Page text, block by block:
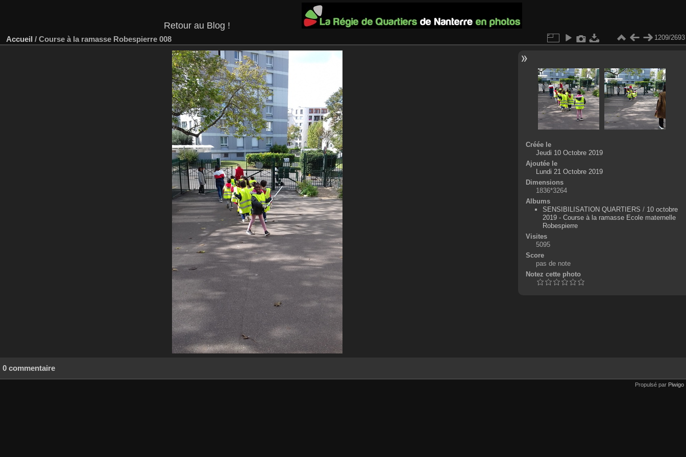
Retour au Blog !
Accueil / Course à la ramasse Robespierre 008 1209/2693
Créée le
Jeudi 10 Octobre 2019
Ajoutée le
Lundi 21 Octobre 2019
Dimensions
1836*3264
Albums
SENSIBILISATION QUARTIERS / 10 octobre
2019 - Course à la ramasse Ecole maternelle
Robespierre
Visites
5095
Score
pas de note
Notez cette photo
0 commentaire
Propulsé par Piwigo